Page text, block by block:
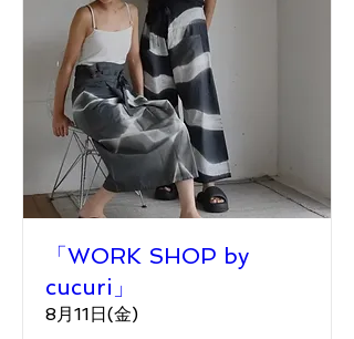
「WORK SHOP by
cucuri」
8月11日(金)